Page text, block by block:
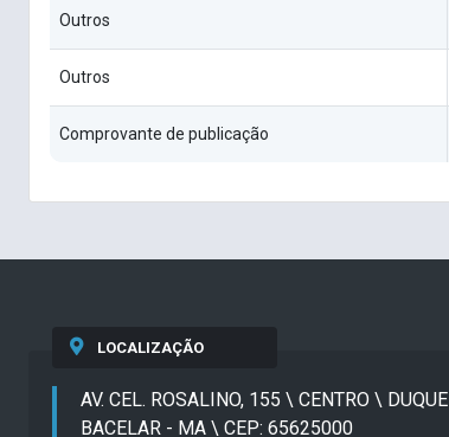
Outros
Outros
Comprovante de publicação
LOCALIZAÇÃO
AV. CEL. ROSALINO, 155 \ CENTRO \ DUQUE
BACELAR - MA \ CEP: 65625000